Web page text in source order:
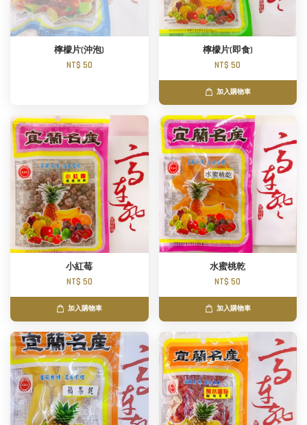
檸檬片(沖泡)
NT$ 50
檸檬片(即食)
NT$ 50
加入購物車
小紅莓
NT$ 50
加入購物車
水蜜桃乾
NT$ 50
加入購物車